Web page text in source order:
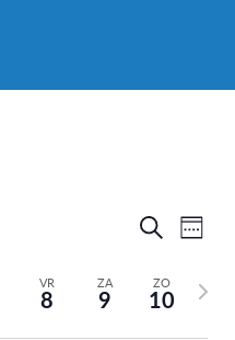
Zoeken
en
ZoekenWeek
VR
8
ZA
9
ZO
10